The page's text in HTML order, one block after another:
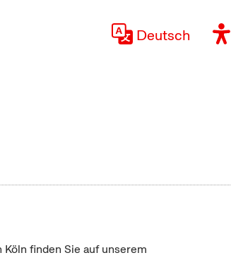
Deutsch
finden Sie auf unserem